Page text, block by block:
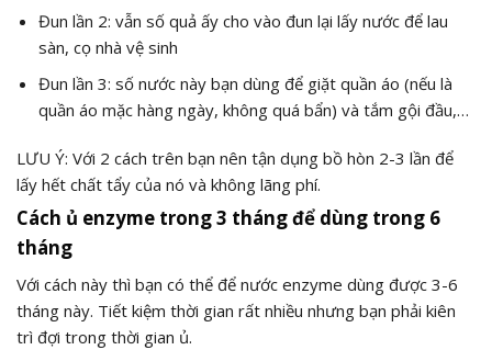
Đun lần 2: vẫn số quả ấy cho vào đun lại lấy nước để lau
sàn, cọ nhà vệ sinh
Đun lần 3: số nước này bạn dùng để giặt quần áo (nếu là
quần áo mặc hàng ngày, không quá bẩn) và tắm gội đầu,…
LƯU Ý: Với 2 cách trên bạn nên tận dụng bồ hòn 2-3 lần để
lấy hết chất tẩy của nó và không lãng phí.
Cách ủ enzyme trong 3 tháng để dùng trong 6
tháng
Với cách này thì bạn có thể để nước enzyme dùng được 3-6
tháng này. Tiết kiệm thời gian rất nhiều nhưng bạn phải kiên
trì đợi trong thời gian ủ.